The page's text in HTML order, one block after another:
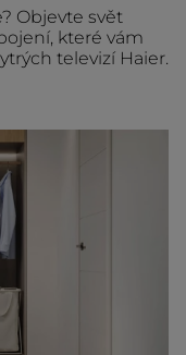
Objevte svět
které vám
televizí Haier.